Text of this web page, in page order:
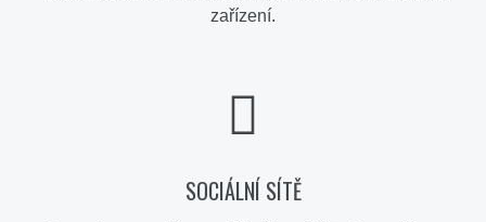
zařízení.
SOCIÁLNÍ SÍTĚ